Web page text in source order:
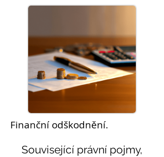
Finanční odškodnění.
Související právní pojmy,